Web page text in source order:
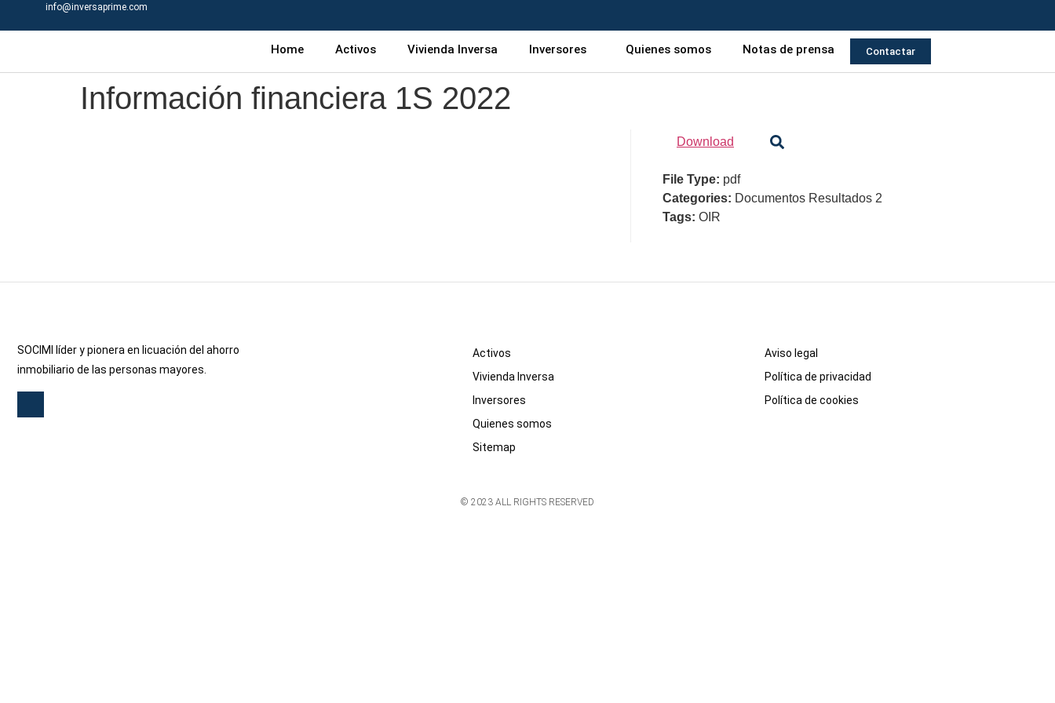
info@inversaprime.com
Home Activos Vivienda Inversa Inversores Quienes somos Notas de prensa Contactar
Información financiera 1S 2022
Download
File Type: pdf
Categories: Documentos Resultados 2
Tags: OIR
SOCIMI líder y pionera en licuación del ahorro
inmobiliario de las personas mayores.
Activos
Vivienda Inversa
Inversores
Quienes somos
Sitemap
Aviso legal
Política de privacidad
Política de cookies
© 2023 ALL RIGHTS RESERVED​